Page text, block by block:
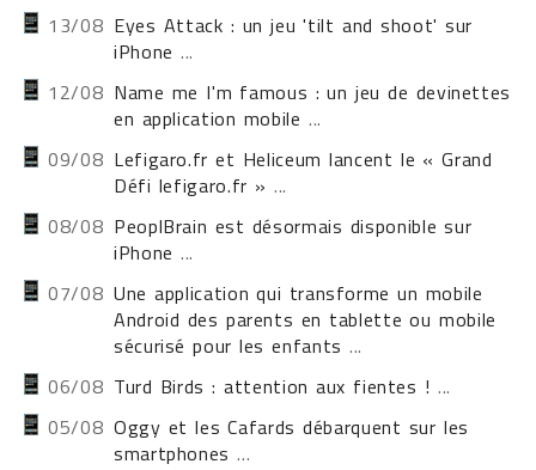
13/08 Eyes Attack : un jeu 'tilt and shoot' sur
iPhone...
12/08 Name me I'm famous : un jeu de devinettes
en application mobile ...
09/08 Lefigaro.fr et Heliceum lancent le « Grand
Défi lefigaro.fr » ...
08/08 PeoplBrain est désormais disponible sur
iPhone ...
07/08 Une application qui transforme un mobile
Android des parents en tablette ou mobile
sécurisé pour les enfants ...
06/08 Turd Birds : attention aux fientes ! ...
05/08 Oggy et les Cafards débarquent sur les
smartphones...